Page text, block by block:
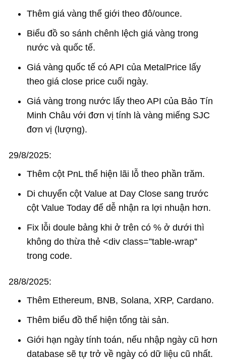
Thêm giá vàng thế giới theo đô/ounce.
Biểu đồ so sánh chênh lệch giá vàng trong
nước và quốc tế.
Giá vàng quốc tế có API của MetalPrice lấy
theo giá close price cuối ngày.
Giá vàng trong nước lấy theo API của Bảo Tín
Minh Châu với đơn vị tính là vàng miếng SJC
đơn vị (lượng).
29/8/2025:
Thêm cột PnL thể hiện lãi lỗ theo phần trăm.
Di chuyển cột Value at Day Close sang trước
cột Value Today để dễ nhận ra lợi nhuận hơn.
Fix lỗi doule bảng khi ở trên có % ở dưới thì
không do thừa thẻ <div class=”table-wrap”
trong code.
28/8/2025:
Thêm Ethereum, BNB, Solana, XRP, Cardano.
Thêm biểu đồ thể hiện tổng tài sản.
Giới hạn ngày tính toán, nếu nhập ngày cũ hơn
database sẽ tự trở về ngày có dữ liệu cũ nhất.